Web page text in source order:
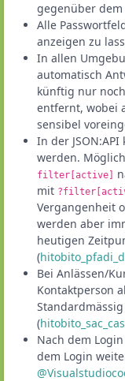
gegenüber
Alle
anzeigen zu
In allen
automatisch
künftig nur
entfernt, wobei
sensibel
In der
werden.
filter[active]
mit
Vergangenheit
werden aber
heutigen
(
Bei Anlässen/
Kontaktperson
(
Nach dem
dem Login